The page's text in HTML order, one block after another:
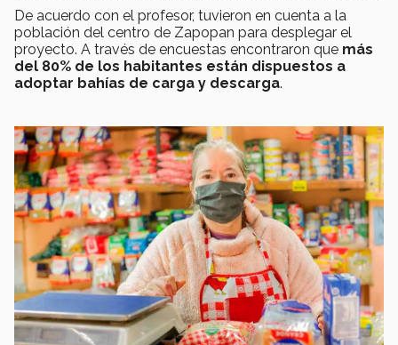
De acuerdo con el profesor, tuvieron en cuenta a la
población del centro de Zapopan para desplegar el
proyecto. A través de encuestas encontraron que más
del 80% de los habitantes están dispuestos a
adoptar bahías de carga y descarga.